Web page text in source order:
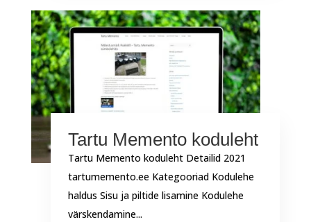
Tartu Memento koduleht
Tartu Memento koduleht Detailid 2021
tartumemento.ee Kategooriad Kodulehe
haldus Sisu ja piltide lisamine Kodulehe
värskendamine...